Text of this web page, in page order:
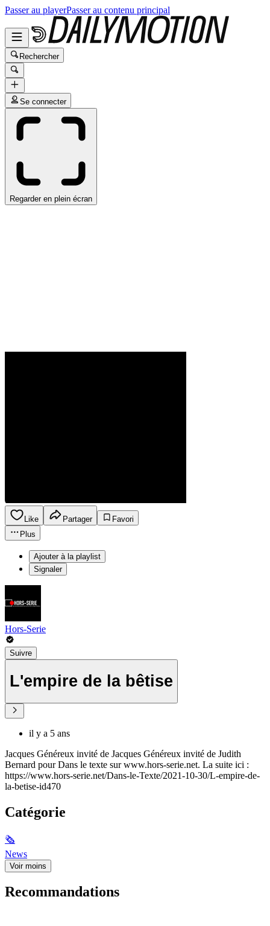
Passer au playerPasser au contenu principal
Rechercher
Se connecter
Regarder en plein écran
Like Partager
Favori
Plus
Ajouter à la playlist
Signaler
Hors-Serie
Suivre
L'empire de la bêtise
il y a 5 ans
Jacques Généreux invité de Jacques Généreux invité de Judith
Bernard pour Dans le texte sur www.hors-serie.net. La suite ici :
https://www.hors-serie.net/Dans-le-Texte/2021-10-30/L-empire-de-
la-betise-id470
Catégorie
🗞
News
Voir moins
Recommandations